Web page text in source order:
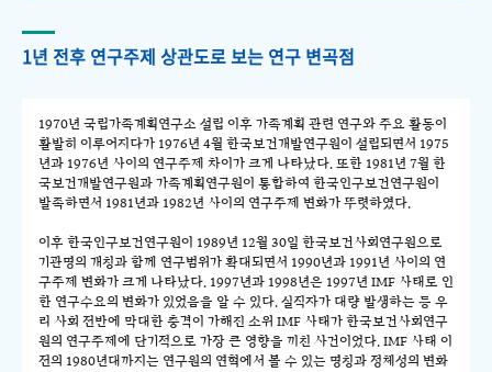
1년 전후 연구주제 상관도로 보는 연구 변곡점
1970년 국립가족계획연구소 설립 이후 가족계획 관련 연구와 주요 활동이
활발히 이루어지다가 1976년 4월 한국보건개발연구원이 설립되면서 1975
년과 1976년 사이의 연구주제 차이가 크게 나타났다. 또한 1981년 7월 한
국보건개발연구원과 가족계획연구원이 통합하여 한국인구보건연구원이
발족하면서 1981년과 1982년 사이의 연구주제 변화가 뚜렷하였다.
이후 한국인구보건연구원이 1989년 12월 30일 한국보건사회연구원으로
기관명의 개칭과 함께 연구범위가 확대되면서 1990년과 1991년 사이의 연
구주제 변화가 크게 나타났다. 1997년과 1998년은 1997년 IMF 사태로 인
한 연구수요의 변화가 있었음을 알 수 있다. 실직자가 대량 발생하는 등 우
리 사회 전반에 막대한 충격이 가해진 소위 IMF 사태가 한국보건사회연구
원의 연구주제에 단기적으로 가장 큰 영향을 끼친 사건이었다. IMF 사태 이
전의 1980년대까지는 연구원의 연혁에서 볼 수 있는 명칭과 정체성의 변화